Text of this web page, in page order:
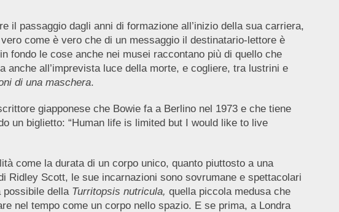
il passaggio dagli anni di formazione all’inizio della sua carriera,
come è vero che di un messaggio il destinatario-lettore è
fondo le cose anche nei musei raccontano più di quello che
all’imprevista luce della morte, e cogliere, tra lustrini e
di una maschera.
giapponese che Bowie fa a Berlino nel 1973 e che tiene
un biglietto: “Human life is limited but I would like to live
come la durata di un corpo unico, quanto piuttosto a una
Ridley Scott, le sue incarnazioni sono sovrumane e spettacolari
possibile della Turritopsis nutricula, quella piccola medusa che
nel tempo come un corpo nello spazio. E se prima, a Londra